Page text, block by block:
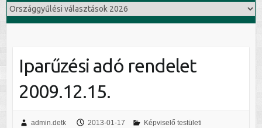
Iparűzési adó rendelet
2009.12.15.
admin.detk 2013-01-17
Képviselő testületi